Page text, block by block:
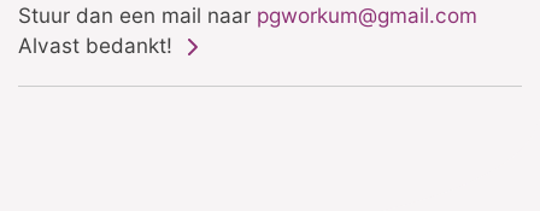
Stuur dan een mail naar pgworkum@gmail.com
Alvast bedankt!